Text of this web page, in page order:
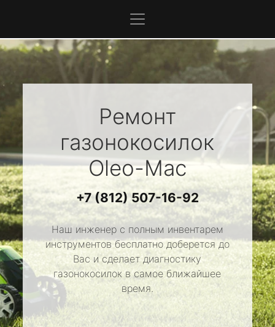
Ремонт
газонокосилок
Oleo-Mac
+7 (812) 507-16-92
Наш инженер с полным инвентарем
инструментов бесплатно доберется до
Вас и сделает диагностику
газонокосилок в самое ближайшее
время.